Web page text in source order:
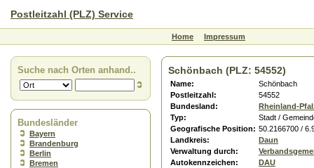
Postleitzahl (PLZ) Service
Home Impressum
Suche nach Orten anhand..
Bundesländer
Bayern
Brandenburg
Berlin
Bremen
Schönbach (PLZ: 54552)
Name:
Schönbach
Postleitzahl:
54552
Bundesland:
Rheinland-
Typ:
Stadt /
Geografische Position: 50.2166700 /
Landkreis:
Daun
Verwaltung durch:
Autokennzeichen:
DAU